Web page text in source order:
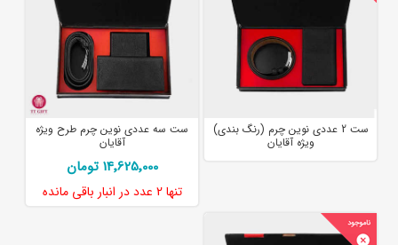
ست 2 عددی نوین چرم (رنگ بندی)
ویژه آقایان
ست سه عددی نوین چرم طرح ویژه
آقایان
14٬625٬000 تومان
تنها2 عدد در انبار باقی مانده